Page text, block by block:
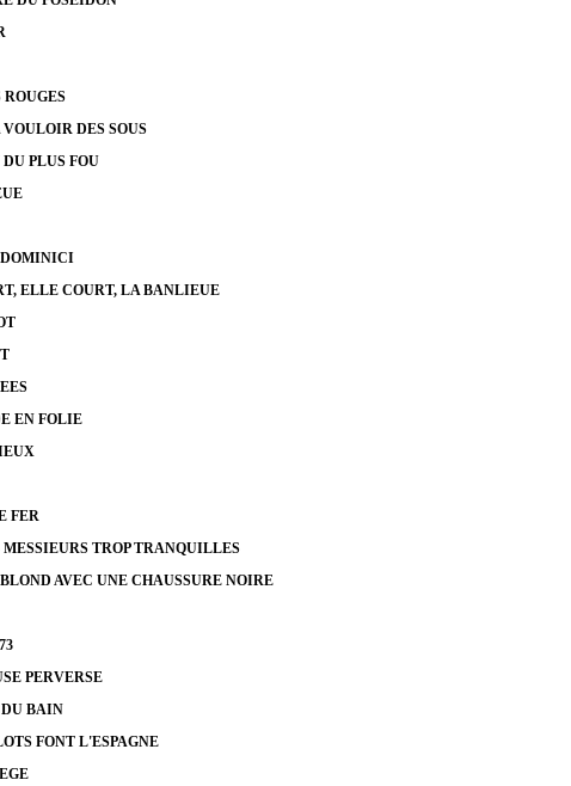
ROUGES
DES SOUS
PLUS FOU
ELLE COURT, LA BANLIEUE
EN FOLIE
FER
MESSIEURS TROP TRANQUILLES
AVEC UNE CHAUSSURE NOIRE
PERVERSE
BAIN
FONT L'ESPAGNE